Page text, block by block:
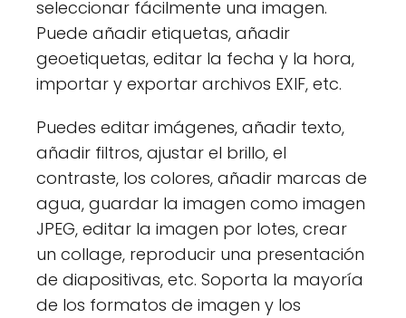
seleccionar fácilmente una imagen.
Puede añadir etiquetas, añadir
geoetiquetas, editar la fecha y la hora,
importar y exportar archivos EXIF, etc.
Puedes editar imágenes, añadir texto,
añadir filtros, ajustar el brillo, el
contraste, los colores, añadir marcas de
agua, guardar la imagen como imagen
JPEG, editar la imagen por lotes, crear
un collage, reproducir una presentación
de diapositivas, etc. Soporta la mayoría
de los formatos de imagen y los